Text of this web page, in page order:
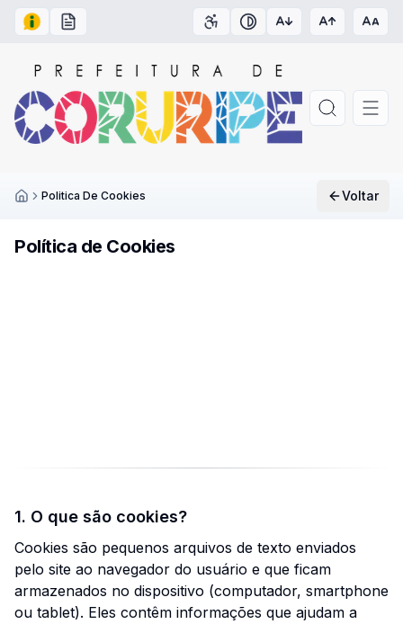
Acesso à Informação
Carta de Serviços Acessibilidade
Contraste
Politica De Cookies Voltar
Política de Cookies
1. O que são cookies?
Cookies são pequenos arquivos de texto enviados
pelo site ao navegador do usuário e que ficam
armazenados no dispositivo (computador, smartphone
ou tablet). Eles contêm informações que ajudam a